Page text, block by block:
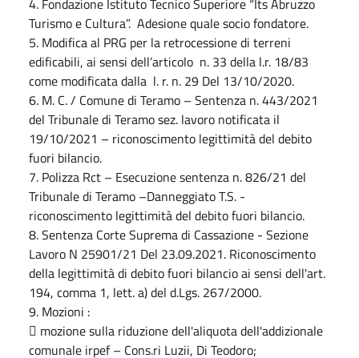
Turismo e Cultura”. Adesione quale socio fondatore.
5. Modifica al PRG per la retrocessione di terreni
edificabili, ai sensi dell’articolo n. 33 della l.r. 18/83
come modificata dalla l. r. n. 29 Del 13/10/2020.
6. M. C. / Comune di Teramo – Sentenza n. 443/2021
del Tribunale di Teramo sez. lavoro notificata il
19/10/2021 – riconoscimento legittimità del debito
fuori bilancio.
7. Polizza Rct – Esecuzione sentenza n. 826/21 del
Tribunale di Teramo –Danneggiato T.S. -
riconoscimento legittimità del debito fuori bilancio.
8. Sentenza Corte Suprema di Cassazione - Sezione
Lavoro N 25901/21 Del 23.09.2021. Riconoscimento
della legittimità di debito fuori bilancio ai sensi dell'art.
194, comma 1, lett. a) del d.Lgs. 267/2000.
9. Mozioni :
 mozione sulla riduzione dell'aliquota dell'addizionale
comunale irpef – Cons.ri Luzii, Di Teodoro;